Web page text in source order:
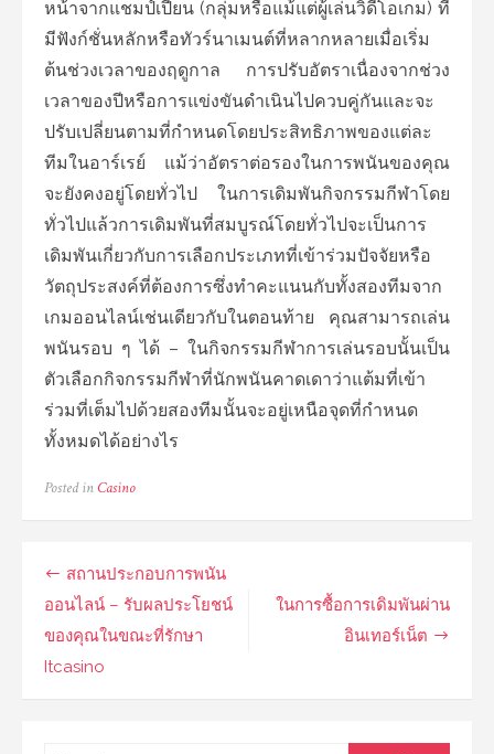
หน้าจากแชมป์เปี้ยน (กลุ่มหรือแม้แต่ผู้เล่นวิดีโอเกม) ที่
มีฟังก์ชั่นหลักหรือทัวร์นาเมนต์ที่หลากหลายเมื่อเริ่ม
ต้นช่วงเวลาของฤดูกาล การปรับอัตราเนื่องจากช่วง
เวลาของปีหรือการแข่งขันดำเนินไปควบคู่กันและจะ
ปรับเปลี่ยนตามที่กำหนดโดยประสิทธิภาพของแต่ละ
ทีมในอาร์เรย์ แม้ว่าอัตราต่อรองในการพนันของคุณ
จะยังคงอยู่โดยทั่วไป ในการเดิมพันกิจกรรมกีฬาโดย
ทั่วไปแล้วการเดิมพันที่สมบูรณ์โดยทั่วไปจะเป็นการ
เดิมพันเกี่ยวกับการเลือกประเภทที่เข้าร่วมปัจจัยหรือ
วัตถุประสงค์ที่ต้องการซึ่งทำคะแนนกับทั้งสองทีมจาก
เกมออนไลน์เช่นเดียวกับในตอนท้าย คุณสามารถเล่น
พนันรอบ ๆ ได้ – ในกิจกรรมกีฬาการเล่นรอบนั้นเป็น
ตัวเลือกกิจกรรมกีฬาที่นักพนันคาดเดาว่าแต้มที่เข้า
ร่วมที่เต็มไปด้วยสองทีมนั้นจะอยู่เหนือจุดที่กำหนด
ทั้งหมดได้อย่างไร
Posted in Casino
Post
navigation
ในการซื้อการเดิมพันผ่าน
อินเทอร์เน็ต
สถานประกอบการพนัน
ออนไลน์ – รับผลประโยชน์
ของคุณในขณะที่รักษา
Itcasino